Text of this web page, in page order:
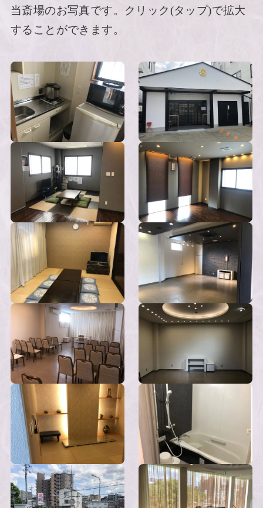
当斎場のお写真です。クリック(タップ)で拡大
することができます。